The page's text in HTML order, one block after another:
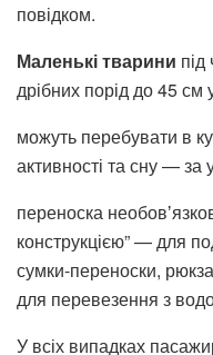
повідком.
Маленькі тварини
дрібних порід до 45 см
можуть перебувати в
активності та сну — за
переноска
конструкцією” — для
сумки-переноски,
для перевезення з
У всіх випадках